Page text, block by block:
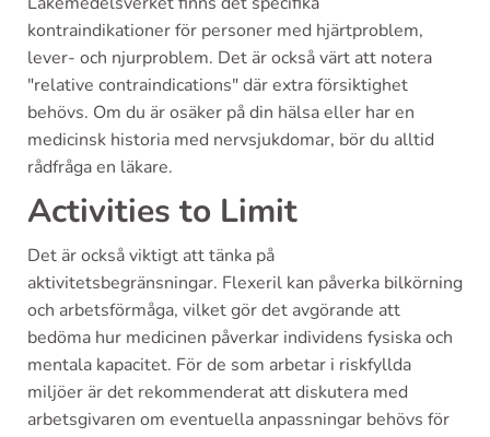
kontraindikationer för personer med hjärtproblem,
lever- och njurproblem. Det är också värt att notera
"relative contraindications" där extra försiktighet
behövs. Om du är osäker på din hälsa eller har en
medicinsk historia med nervsjukdomar, bör du alltid
rådfråga en läkare.
Activities to Limit
Det är också viktigt att tänka på
aktivitetsbegränsningar. Flexeril kan påverka bilkörning
och arbetsförmåga, vilket gör det avgörande att
bedöma hur medicinen påverkar individens fysiska och
mentala kapacitet. För de som arbetar i riskfyllda
miljöer är det rekommenderat att diskutera med
arbetsgivaren om eventuella anpassningar behövs för